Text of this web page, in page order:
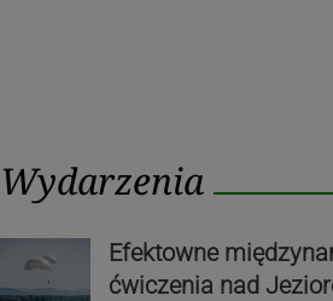
Wydarzenia
Efektowne
ćwiczenia nad